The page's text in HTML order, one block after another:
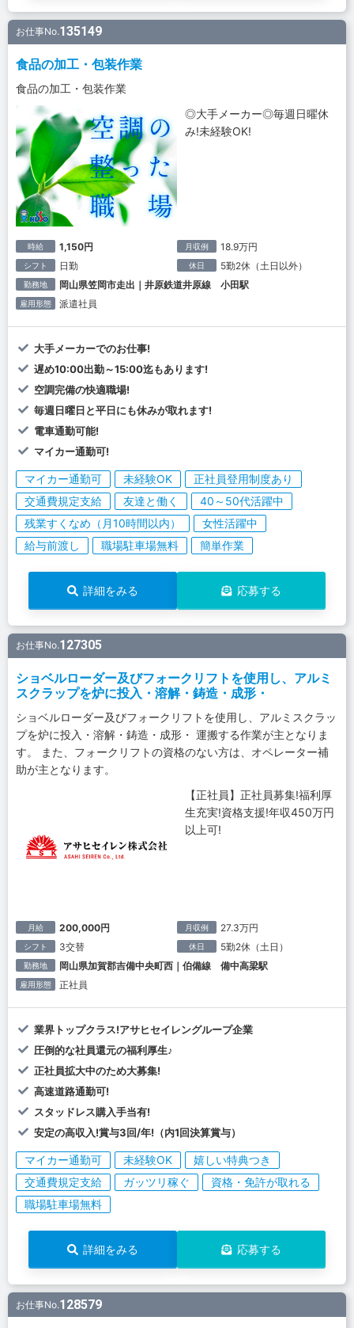
お仕事No.135149
食品の加工・包装作業
食品の加工・包装作業
◎大手メーカー◎毎週日曜休
み!未経験OK!
時給 1,150円 月収例 18.9万円
シフト 日勤 休日 5勤2休（土日以外）
勤務地 岡山県笠岡市走出｜井原鉄道井原線 小田駅
雇用形態 派遣社員
大手メーカーでのお仕事!
遅め10:00出勤～15:00迄もあります!
空調完備の快適職場!
毎週日曜日と平日にも休みが取れます!
電車通勤可能!
マイカー通勤可!
マイカー通勤可 未経験OK
正社員登用制度あり
交通費規定支給
友達と働く
40～50代活躍中
残業すくなめ（月10時間以内）
女性活躍中
給与前渡し
職場駐車場無料 簡単作業
詳細をみる 応募する
お仕事No.127305
ショベルローダー及びフォークリフトを使用し、アルミ
スクラップを炉に投入・溶解・鋳造・成形・
ショベルローダー及びフォークリフトを使用し、アルミスクラッ
プを炉に投入・溶解・鋳造・成形・ 運搬する作業が主となりま
す。 また、フォークリフトの資格のない方は、オペレーター補
助が主となります。
【正社員】正社員募集!福利厚
生充実!資格支援!年収450万円
以上可!
月給 200,000円 月収例 27.3万円
シフト 3交替 休日 5勤2休（土日）
勤務地 岡山県加賀郡吉備中央町西｜伯備線 備中高梁駅
雇用形態 正社員
業界トップクラス!アサヒセイレングループ企業
圧倒的な社員還元の福利厚生♪
正社員拡大中のため大募集!
高速道路通勤可!
スタッドレス購入手当有!
安定の高収入!賞与3回/年!（内1回決算賞与）
マイカー通勤可 未経験OK
嬉しい特典つき
交通費規定支給
ガッツリ稼ぐ
資格・免許が取れる
職場駐車場無料
詳細をみる 応募する
お仕事No.128579